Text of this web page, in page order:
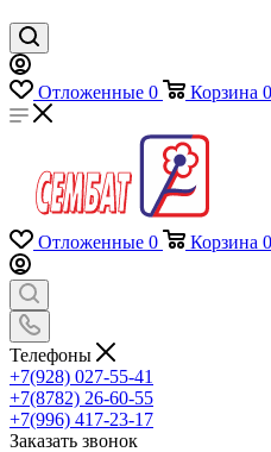
Отложенные 0 Корзина 0
Отложенные 0 Корзина 0
Телефоны
+7(928) 027-55-41
+7(8782) 26-60-55
+7(996) 417-23-17
Заказать звонок